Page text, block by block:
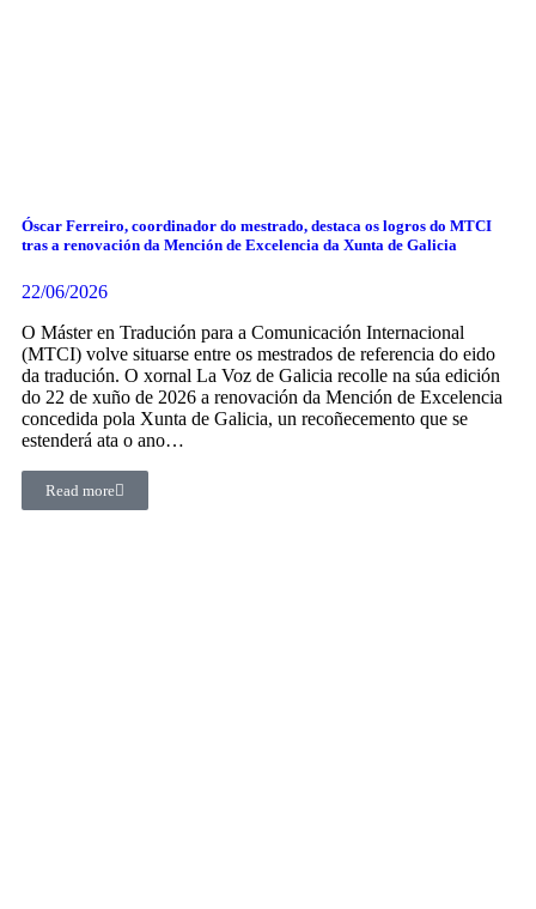
Óscar Ferreiro, coordinador do mestrado, destaca os logros do MTCI
tras a renovación da Mención de Excelencia da Xunta de Galicia
22/06/2026
O Máster en Tradución para a Comunicación Internacional
(MTCI) volve situarse entre os mestrados de referencia do eido
da tradución. O xornal La Voz de Galicia recolle na súa edición
do 22 de xuño de 2026 a renovación da Mención de Excelencia
concedida pola Xunta de Galicia, un recoñecemento que se
estenderá ata o ano…
Read more